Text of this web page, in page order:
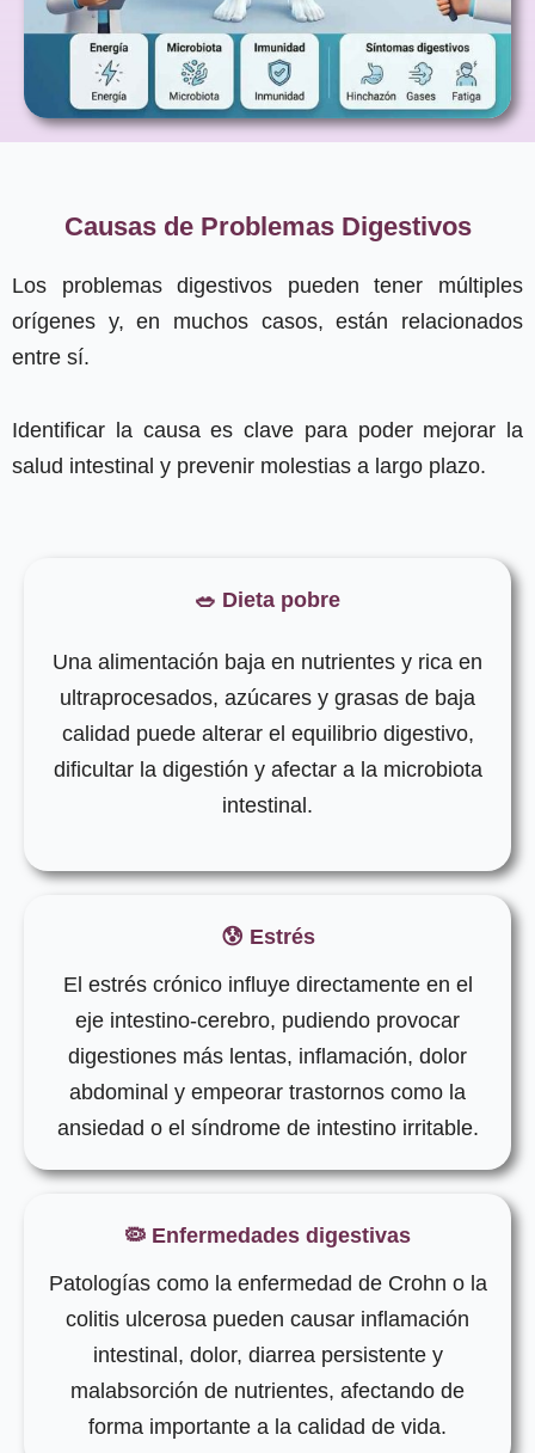
Causas de Problemas Digestivos
Los problemas digestivos pueden tener múltiples
orígenes y, en muchos casos, están relacionados
entre sí.
Identificar la causa es clave para poder mejorar la
salud intestinal y prevenir molestias a largo plazo.
🥗 Dieta pobre
Una alimentación baja en nutrientes y rica en
ultraprocesados, azúcares y grasas de baja
calidad puede alterar el equilibrio digestivo,
dificultar la digestión y afectar a la microbiota
intestinal.
😰 Estrés
El estrés crónico influye directamente en el
eje intestino-cerebro, pudiendo provocar
digestiones más lentas, inflamación, dolor
abdominal y empeorar trastornos como la
ansiedad o el síndrome de intestino irritable.
🦠 Enfermedades digestivas
Patologías como la enfermedad de Crohn o la
colitis ulcerosa pueden causar inflamación
intestinal, dolor, diarrea persistente y
malabsorción de nutrientes, afectando de
forma importante a la calidad de vida.